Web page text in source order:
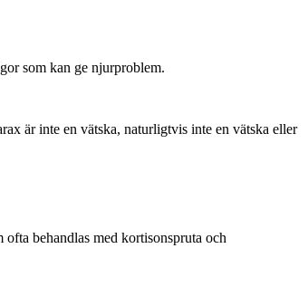
som kan ge njurproblem.
är inte en vätska, naturligtvis inte en vätska eller
behandlas med kortisonspruta och